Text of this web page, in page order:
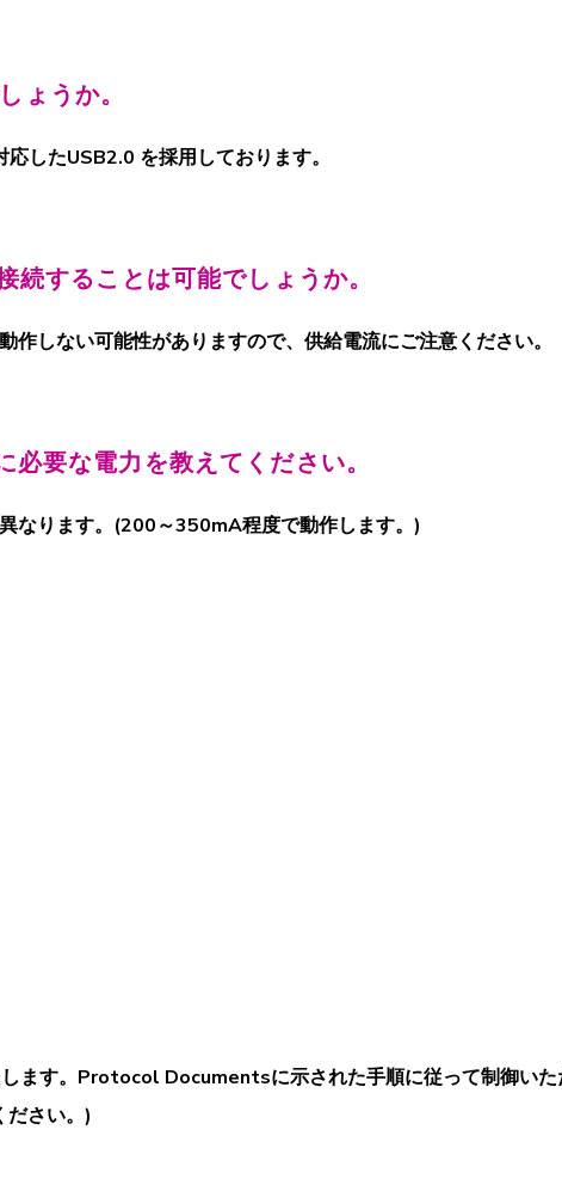
ょうか。
したUSB2.0 を採用しております。
することは可能でしょうか。
しない可能性がありますので、供給電流にご注意ください。
必要な電力を教えてください。
なります。(200～350mA程度で動作します。)
ます。Protocol Documentsに示された手順に従って制御い
ださい。)